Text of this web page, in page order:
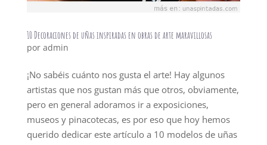
10 Decoraciones de uñas inspiradas en obras de arte maravillosas
por admin
¡No sabéis cuánto nos gusta el arte! Hay algunos
artistas que nos gustan más que otros, obviamente,
pero en general adoramos ir a exposiciones,
museos y pinacotecas, es por eso que hoy hemos
querido dedicar este artículo a 10 modelos de uñas